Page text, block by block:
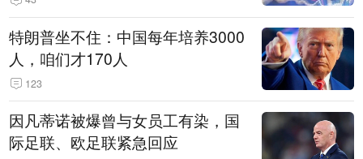
特朗普坐不住：中国每年培养3000
人，咱们才170人
123
因凡蒂诺被爆曾与女员工有染，国
际足联、欧足联紧急回应